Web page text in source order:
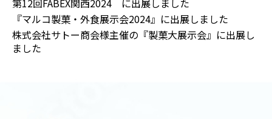
『マルコ製菓・外食展示会2024』に出展しました
株式会社サトー商会様主催の『製菓大展示会』に出展し
ました